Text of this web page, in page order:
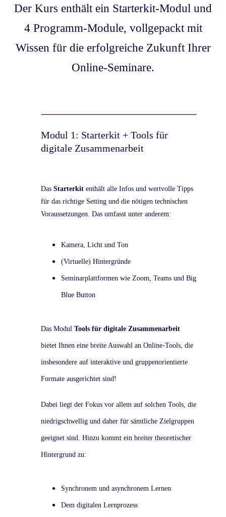
Der Kurs enthält ein Starterkit-Modul und
4 Programm-Module, vollgepackt mit
Wissen für die erfolgreiche Zukunft Ihrer
Online-Seminare.
Modul 1: Starterkit + Tools für
digitale Zusammenarbeit
Das Starterkit enthält alle Infos und wertvolle Tipps
für das richtige Setting und die nötigen technischen
Voraussetzungen. Das umfasst unter anderem:
Kamera, Licht und Ton
(Virtuelle) Hintergründe
Seminarplattformen wie Zoom, Teams und Big
Blue Button
Das Modul Tools für digitale Zusammenarbeit
bietet Ihnen eine breite Auswahl an Online-Tools, die
insbesondere auf interaktive und gruppenorientierte
Formate ausgerichtet sind!
Dabei liegt der Fokus vor allem auf solchen Tools, die
niedrigschwellig und daher für sämtliche Zielgruppen
geeignet sind. Hinzu kommt ein breiter theoretischer
Hintergrund zu:
Synchronem und asynchronem Lernen
Dem digitalen Lernprozess